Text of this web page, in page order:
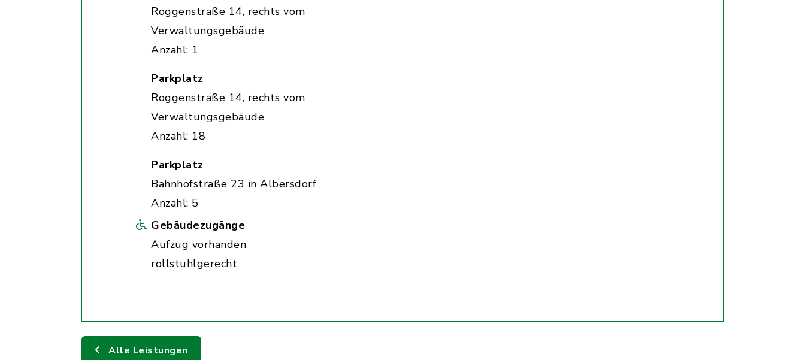
Roggenstraße 14, rechts vom
Verwaltungsgebäude
Anzahl: 1
Parkplatz
Roggenstraße 14, rechts vom
Verwaltungsgebäude
Anzahl: 18
Parkplatz
Bahnhofstraße 23 in Albersdorf
Anzahl: 5
Gebäudezugänge
Aufzug vorhanden
rollstuhlgerecht
Alle Leistungen